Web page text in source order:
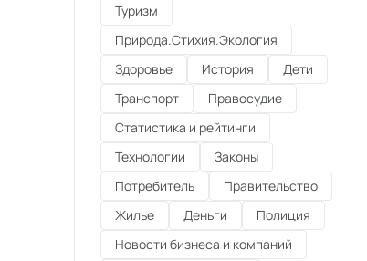
Туризм
Природа.Стихия.Экология
Здоровье
История
Дети
Транспорт
Правосудие
Статистика и рейтинги
Технологии
Законы
Потребитель
Правительство
Жилье
Деньги
Полиция
Новости бизнеса и компаний